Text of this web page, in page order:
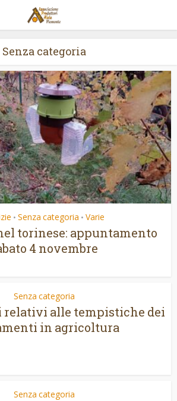
Senza categoria
• Senza categoria • Varie
torinese: appuntamento
4 novembre
Senza categoria
relativi alle tempistiche dei
in agricoltura
Senza categoria